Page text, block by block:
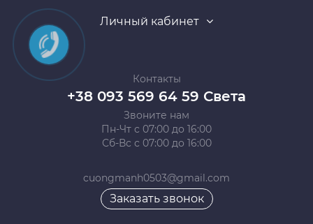
Личный кабинет
Контакты
+38 093 569 64 59 Света
Звоните нам
Пн-Чт с 07:00 до 16:00
Сб-Вс с 07:00 до 16:00
cuongmanh0503@gmail.com
Заказать звонок